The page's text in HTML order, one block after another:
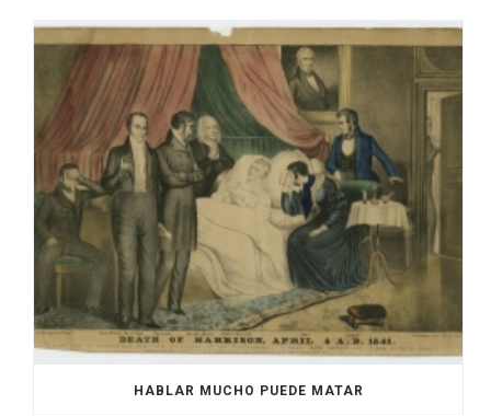
HABLAR MUCHO PUEDE MATAR